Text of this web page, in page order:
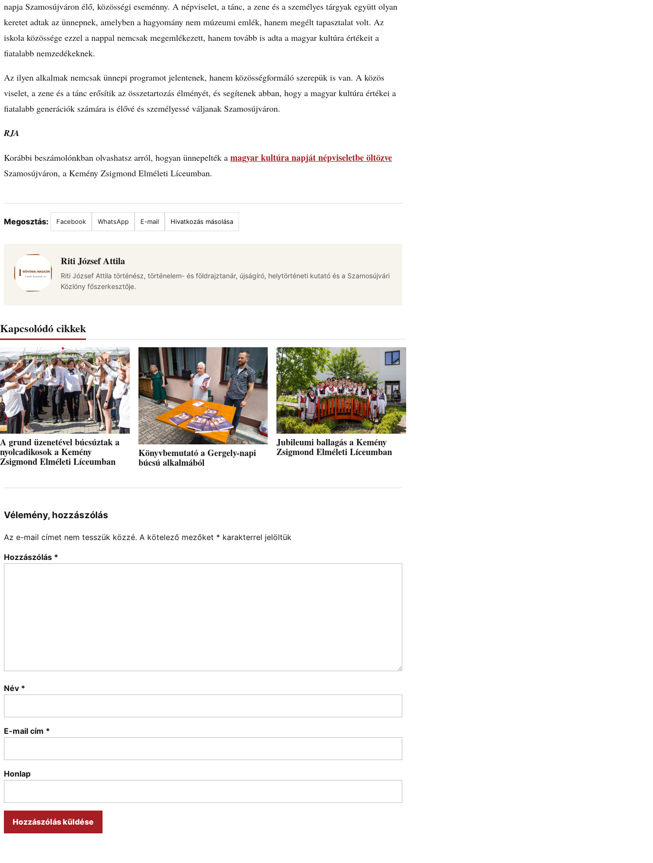
napja Szamosújváron élő, közösségi eseménny. A népviselet, a tánc, a zene és a személyes tárgyak együtt olyan
keretet adtak az ünnepnek, amelyben a hagyomány nem múzeumi emlék, hanem megélt tapasztalat volt. Az
iskola közössége ezzel a nappal nemcsak megemlékezett, hanem tovább is adta a magyar kultúra értékeit a
fiatalabb nemzedékeknek.
Az ilyen alkalmak nemcsak ünnepi programot jelentenek, hanem közösségformáló szerepük is van. A közös
viselet, a zene és a tánc erősítik az összetartozás élményét, és segítenek abban, hogy a magyar kultúra értékei a
fiatalabb generációk számára is élővé és személyessé váljanak Szamosújváron.
RJA
Korábbi beszámolónkban olvashatsz arról, hogyan ünnepelték a magyar kultúra napját népviseletbe öltözve
Szamosújváron, a Kemény Zsigmond Elméleti Líceumban.
Megosztás: Facebook WhatsApp E-mail Hivatkozás másolása
Riti József Attila
Riti József Attila történész, történelem- és földrajztanár, újságíró, helytörténeti kutató és a Szamosújvári
Közlöny főszerkesztője.
Kapcsolódó cikkek
A grund üzenetével búcsúztak a
nyolcadikosok a Kemény
Zsigmond Elméleti Líceumban
Könyvbemutató a Gergely-napi
búcsú alkalmából
Jubileumi ballagás a Kemény
Zsigmond Elméleti Líceumban
Vélemény, hozzászólás
Az e-mail címet nem tesszük közzé. A kötelező mezőket * karakterrel jelöltük
Hozzászólás *
Név *
E-mail cím *
Honlap